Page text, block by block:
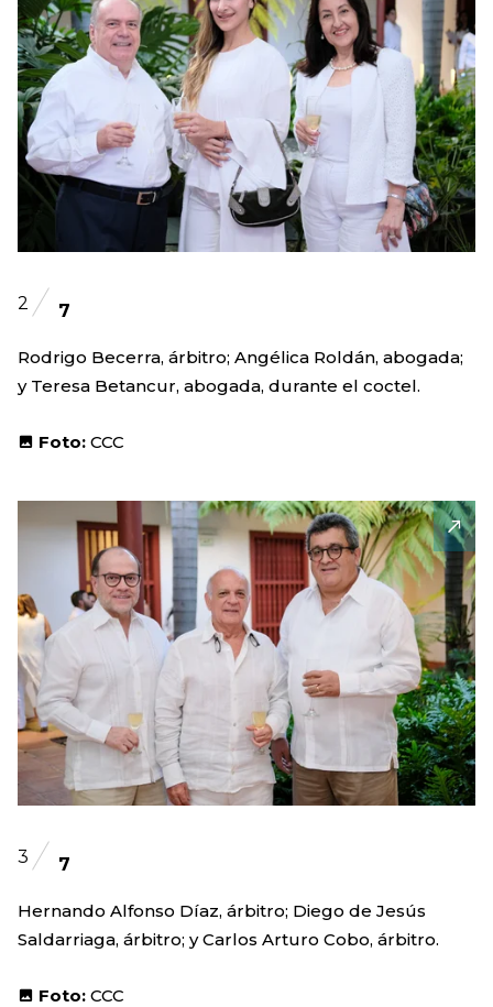
2 7
Rodrigo Becerra, árbitro; Angélica Roldán, abogada;
y Teresa Betancur, abogada, durante el coctel.
Foto: CCC
3 7
Hernando Alfonso Díaz, árbitro; Diego de Jesús
Saldarriaga, árbitro; y Carlos Arturo Cobo, árbitro.
Foto: CCC